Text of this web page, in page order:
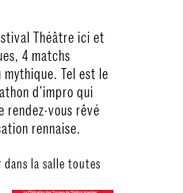
Théâtre ici et
4 matchs
Tel est le
d’impro qui
rendez-vous rêvé
rennaise.
la salle toutes